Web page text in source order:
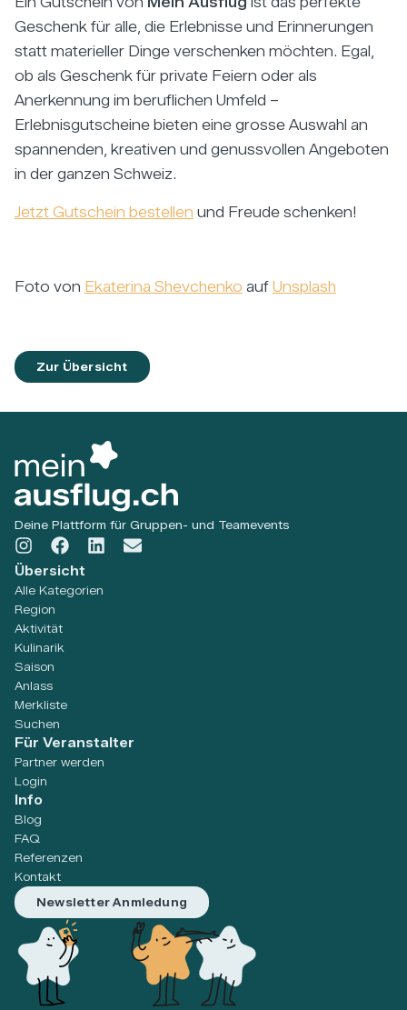
Geschenk für alle, die Erlebnisse und Erinnerungen
statt materieller Dinge verschenken möchten. Egal,
ob als Geschenk für private Feiern oder als
Anerkennung im beruflichen Umfeld –
Erlebnisgutscheine bieten eine grosse Auswahl an
spannenden, kreativen und genussvollen Angeboten
in der ganzen Schweiz.
Jetzt Gutschein bestellen und Freude schenken!
Foto von Ekaterina Shevchenko auf Unsplash
Zur Übersicht
Deine Plattform für Gruppen- und Teamevents
Übersicht
Alle Kategorien
Region
Aktivität
Kulinarik
Saison
Anlass
Merkliste
Suchen
Für Veranstalter
Partner werden
Login
Info
Blog
FAQ
Referenzen
Kontakt
Newsletter Anmledung